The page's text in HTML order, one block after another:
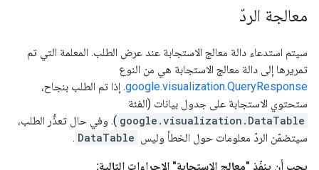
معالجة الردّ
سيتم استدعاء دالة معالج الاستجابة عند عرض الطلب. المعلمة التي تم
تمريرها إلى دالة معالج الاستجابة هي من النوع
google.visualization.QueryResponse. إذا تم الطلب بنجاح،
ستحتوي الاستجابة على جدول بيانات (الفئة
google.visualization.DataTable ). وفي حال تعذُّر الطلب،
سيتضمّن الردّ معلومات حول الخطأ وليس DataTable
.
يجب أن ينفّذ "معالج الاستجابة" الإجراءات التالية: